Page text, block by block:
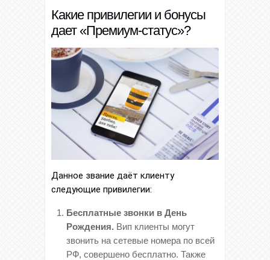
Какие привилегии и бонусы
дает «Премиум-статус»?
Данное звание даёт клиенту
следующие привилегии:
Бесплатные звонки в День
Рождения. Вип клиенты могут
звонить на сетевые номера по всей
РФ, совершено бесплатно. Также